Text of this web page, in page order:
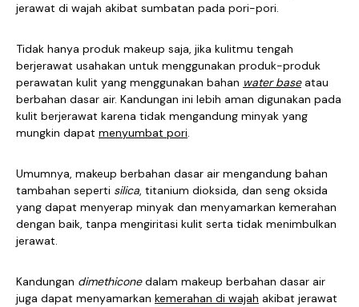
jerawat di wajah akibat sumbatan pada pori-pori.
Tidak hanya produk makeup saja, jika kulitmu tengah
berjerawat usahakan untuk menggunakan produk-produk
perawatan kulit yang menggunakan bahan water base atau
berbahan dasar air. Kandungan ini lebih aman digunakan pada
kulit berjerawat karena tidak mengandung minyak yang
mungkin dapat menyumbat pori.
Umumnya, makeup berbahan dasar air mengandung bahan
tambahan seperti silica, titanium dioksida, dan seng oksida
yang dapat menyerap minyak dan menyamarkan kemerahan
dengan baik, tanpa mengiritasi kulit serta tidak menimbulkan
jerawat.
Kandungan dimethiconedalam makeup berbahan dasar air
juga dapat menyamarkan kemerahan di wajah akibat jerawat